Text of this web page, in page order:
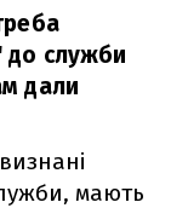
служби
дали
мають